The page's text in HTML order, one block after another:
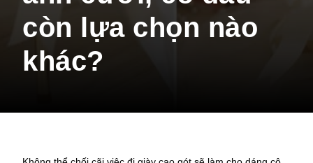
còn lựa chọn nào
khác?